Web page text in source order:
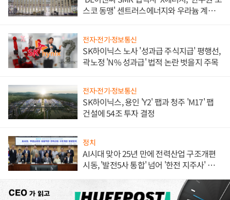
스코 동맹' 센트러스에너지와 우라늄 계약
전자·전기·정보통신
SK하이닉스 노사 '성과급 주식지급' 평행선,
곽노정 'N% 성과급' 법적 논란 벗을지 주목
전자·전기·정보통신
SK하이닉스, 용인 'Y2' 팹과 청주 'M17' 팹
건설에 54조 투자 결정
정치
AI시대 맞아 25년 만에 전력산업 구조개편
시동, '발전5사 통합' 넘어 '한전 지주사' 재편